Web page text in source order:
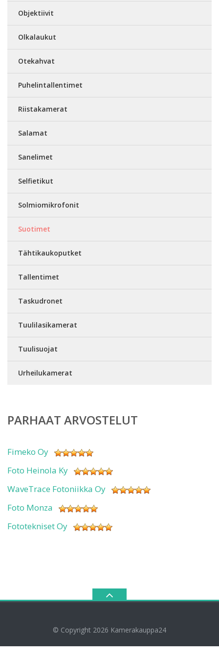
Objektiivit
Olkalaukut
Otekahvat
Puhelintallentimet
Riistakamerat
Salamat
Sanelimet
Selfietikut
Solmiomikrofonit
Suotimet
Tähtikaukoputket
Tallentimet
Taskudronet
Tuulilasikamerat
Tuulisuojat
Urheilukamerat
PARHAAT ARVOSTELUT
Fimeko Oy
Foto Heinola Ky
WaveTrace Fotoniikka Oy
Foto Monza
Fototekniset Oy
© Copyright 2026 Kamerakauppa24